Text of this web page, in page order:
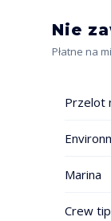
Nie
Płatne na
Przelot
Marina
Crew